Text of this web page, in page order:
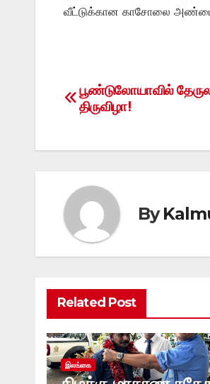
வீட்டுக்கான காசோலை
Post
navigation
பூண்டுலோயாவில்
திருவிழா!
By
Related Post
இலங்கை